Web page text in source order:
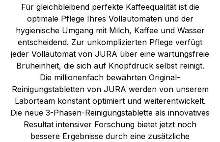
Für gleichbleibend perfekte Kaffeequalität ist die
optimale Pflege Ihres Vollautomaten und der
hygienische Umgang mit Milch, Kaffee und Wasser
entscheidend. Zur unkomplizierten Pflege verfügt
jeder Vollautomat von JURA über eine wartungsfreie
Brüheinheit, die sich auf Knopfdruck selbst reinigt.
Die millionenfach bewährten Original-
Reinigungstabletten von JURA werden von unserem
Laborteam konstant optimiert und weiterentwickelt.
Die neue 3-Phasen-Reinigungstablette als innovatives
Resultat intensiver Forschung bietet jetzt noch
bessere Ergebnisse durch eine zusätzliche